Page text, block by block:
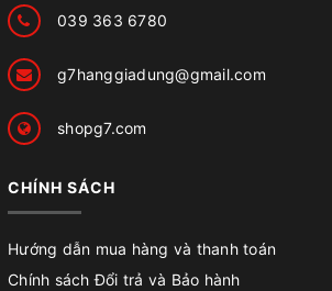
039 363 6780
g7hanggiadung@gmail.com
shopg7.com
CHÍNH SÁCH
Hướng dẫn mua hàng và thanh toán
Chính sách Đổi trả và Bảo hành